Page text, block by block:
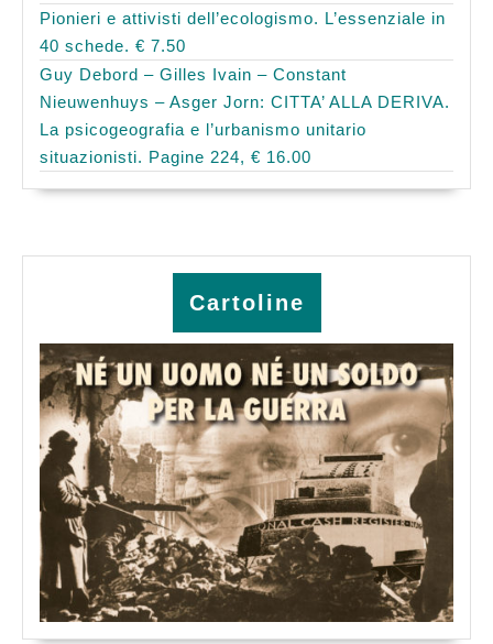
Pionieri e attivisti dell’ecologismo. L’essenziale in
40 schede. € 7.50
Guy Debord – Gilles Ivain – Constant
Nieuwenhuys – Asger Jorn: CITTA’ ALLA DERIVA.
La psicogeografia e l’urbanismo unitario
situazionisti. Pagine 224, € 16.00
Cartoline